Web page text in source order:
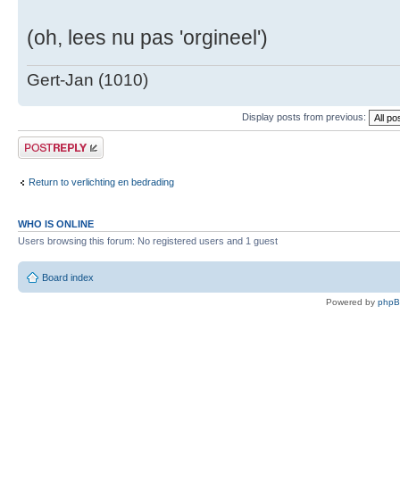
(oh, lees nu pas 'orgineel')
Gert-Jan (1010)
Display posts from previous:
Post a reply
Return to verlichting en bedrading
WHO IS ONLINE
Users browsing this forum: No registered users and 1 guest
Board index
Powered by